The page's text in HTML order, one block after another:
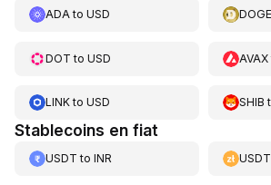
ADAto USD DOGE
DOT to USD AVAX
LINKto USD SHIB
Stablecoins en fiat
USDT to INR USDT